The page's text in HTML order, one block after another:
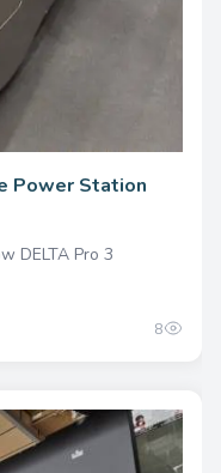
Power Station
DELTA Pro 3
8